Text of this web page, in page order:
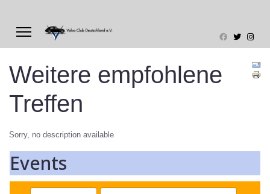
Weitere empfohlene
Treffen
Sorry, no description available
Events